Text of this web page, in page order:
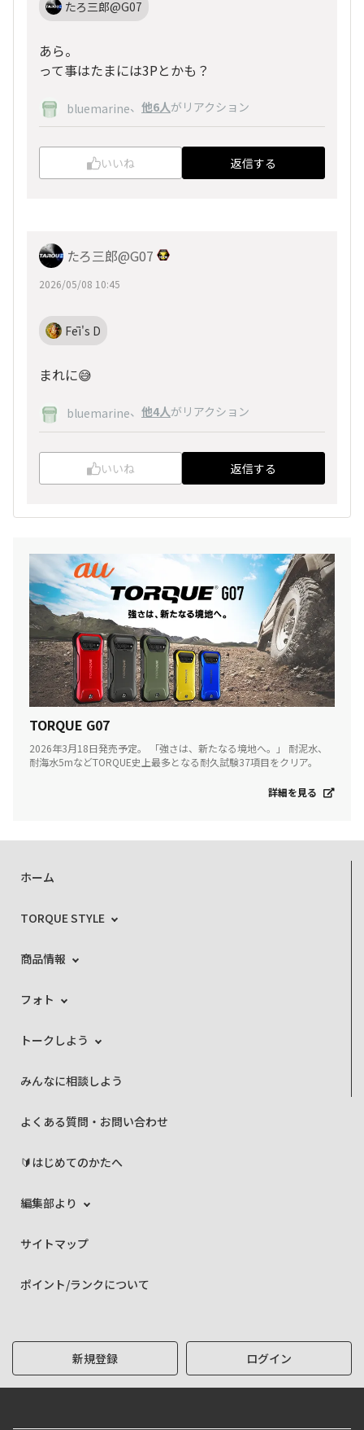
たろ三郎@G07
あら。
って事はたまには3Pとかも？
bluemarine、 他6人がリアクション
いいね 返信する
たろ三郎@G07
2026/05/08 10:45
Fēi's D
まれに😅
bluemarine、 他4人がリアクション
いいね 返信する
TORQUE G07
2026年3月18日発売予定。 「強さは、新たなる境地へ。」 耐泥水、
耐海水5mなどTORQUE史上最多となる耐久試験37項目をクリア。
詳細を見る
ホーム
TORQUE STYLE
商品情報
フォト
トークしよう
みんなに相談しよう
よくある質問・お問い合わせ
🔰はじめてのかたへ
編集部より
サイトマップ
ポイント/ランクについて
新規登録 ログイン